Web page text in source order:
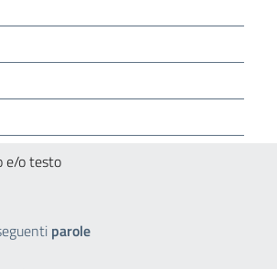
e/o testo
parole